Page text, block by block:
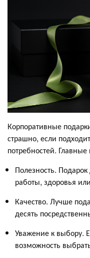
Корпоративные
страшно, если
потребностей.
Полезность.
работы, здоровья
Качество. Лучше
десять
Уважение к выбору.
возможность